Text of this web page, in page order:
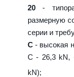
20 -
размерную
серии и
C - высокая
C - 26,3 kN,
kN);